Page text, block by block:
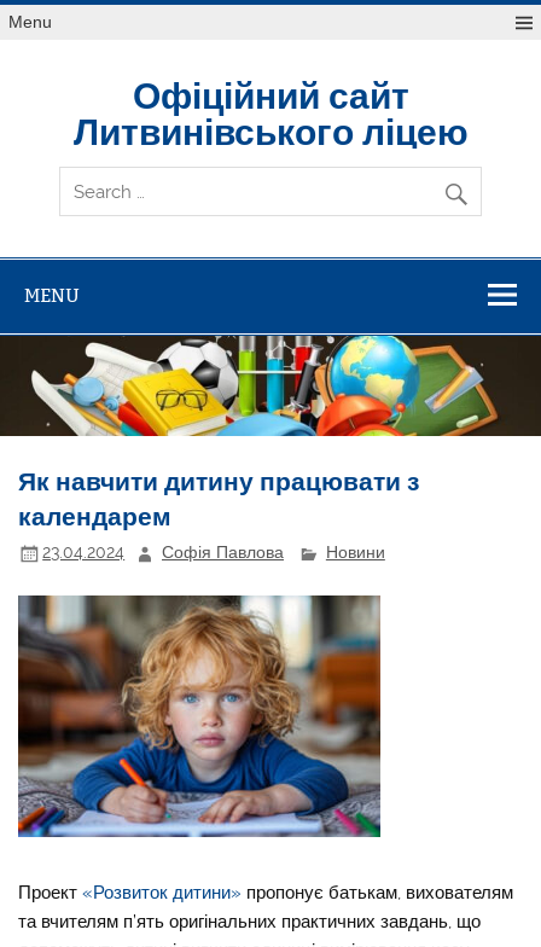
Skip
toMenu
Офіційний сайт
Литвинівського ліцею
MENU
Як навчити дитину працювати з
календарем
23.04.2024 Софія Павлова Новини
Проект«Розвиток дитини» пропонує батькам, вихователям
та вчителям п’ять оригінальних практичних завдань, що